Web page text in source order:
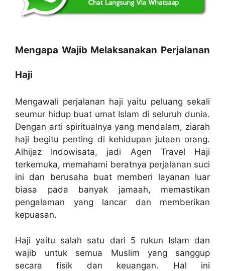
Mengapa Wajib Melaksanakan Perjalanan
Haji
Mengawali perjalanan haji yaitu peluang sekali
seumur hidup buat umat Islam di seluruh dunia.
Dengan arti spiritualnya yang mendalam, ziarah
haji begitu penting di kehidupan jutaan orang.
Alhijaz Indowisata, jadi Agen Travel Haji
terkemuka, memahami beratnya perjalanan suci
ini dan berusaha buat memberi layanan luar
biasa pada banyak jamaah, memastikan
pengalaman yang lancar dan memberikan
kepuasan.
Haji yaitu salah satu dari 5 rukun Islam dan
wajib untuk semua Muslim yang sanggup
secara fisik dan keuangan. Hal ini